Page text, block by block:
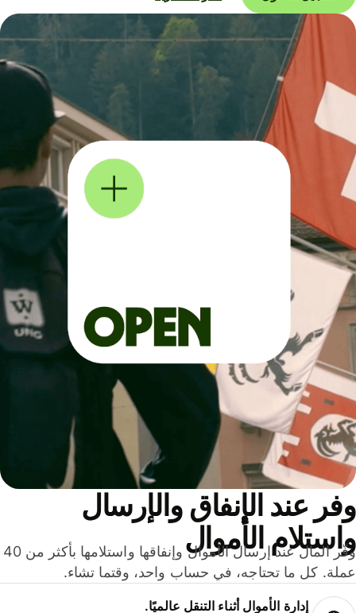
عند الإنفاق والإرسال
الأموال
وفّر المال عند إرسال الأموال وإنفاقها واستلامها بأكثر من 40
كل ما تحتاجه، في حساب واحد، وقتما تشاء.
إدارة الأموال أثناء التنقل عالميًا.